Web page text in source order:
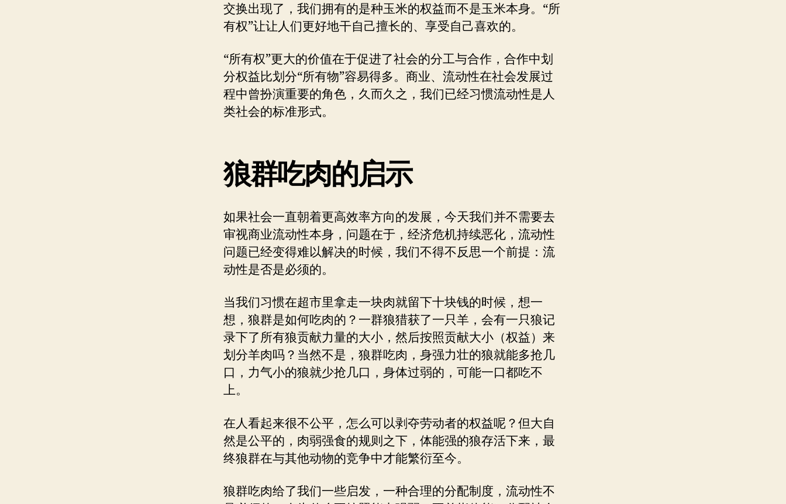
交换出现了，我们拥有的是种玉米的权益而不是玉米本身。“所
有权”让让人们更好地干自己擅长的、享受自己喜欢的。
“所有权”更大的价值在于促进了社会的分工与合作，合作中划
分权益比划分“所有物”容易得多。商业、流动性在社会发展过
程中曾扮演重要的角色，久而久之，我们已经习惯流动性是人
类社会的标准形式。
狼群吃肉的启示
如果社会一直朝着更高效率方向的发展，今天我们并不需要去
审视商业流动性本身，问题在于，经济危机持续恶化，流动性
问题已经变得难以解决的时候，我们不得不反思一个前提：流
动性是否是必须的。
当我们习惯在超市里拿走一块肉就留下十块钱的时候，想一
想，狼群是如何吃肉的？一群狼猎获了一只羊，会有一只狼记
录下了所有狼贡献力量的大小，然后按照贡献大小（权益）来
划分羊肉吗？当然不是，狼群吃肉，身强力壮的狼就能多抢几
口，力气小的狼就少抢几口，身体过弱的，可能一口都吃不
上。
在人看起来很不公平，怎么可以剥夺劳动者的权益呢？但大自
然是公平的，肉弱强食的规则之下，体能强的狼存活下来，最
终狼群在与其他动物的竞争中才能繁衍至今。
狼群吃肉给了我们一些启发，一种合理的分配制度，流动性不